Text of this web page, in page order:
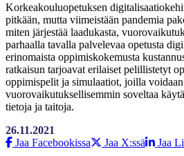
Korkeakouluopetuksen
pitkään, mutta viimeistään pandemia
miten järjestää laadukasta,
parhaalla tavalla palvelevaa opetusta
erinomaista oppimiskokemusta
ratkaisun tarjoavat erilaiset pelillistetyt
oppimispelit ja simulaatiot, joilla voidaan
vuorovaikutuksellisemmin soveltaa
tietoja ja taitoja.
26.11.2021
Jaa Facebookissa
Jaa X:ssä Jaa